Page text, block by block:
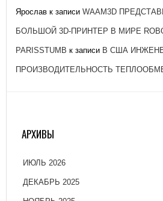
Ярослав к записи WAAM3D
БОЛЬШОЙ 3D-ПРИНТЕР В МИРЕ
PARISSTUMB к записи В США
ПРОИЗВОДИТЕЛЬНОСТЬ
АРХИВЫ
ИЮЛЬ 2026
ДЕКАБРЬ 2025